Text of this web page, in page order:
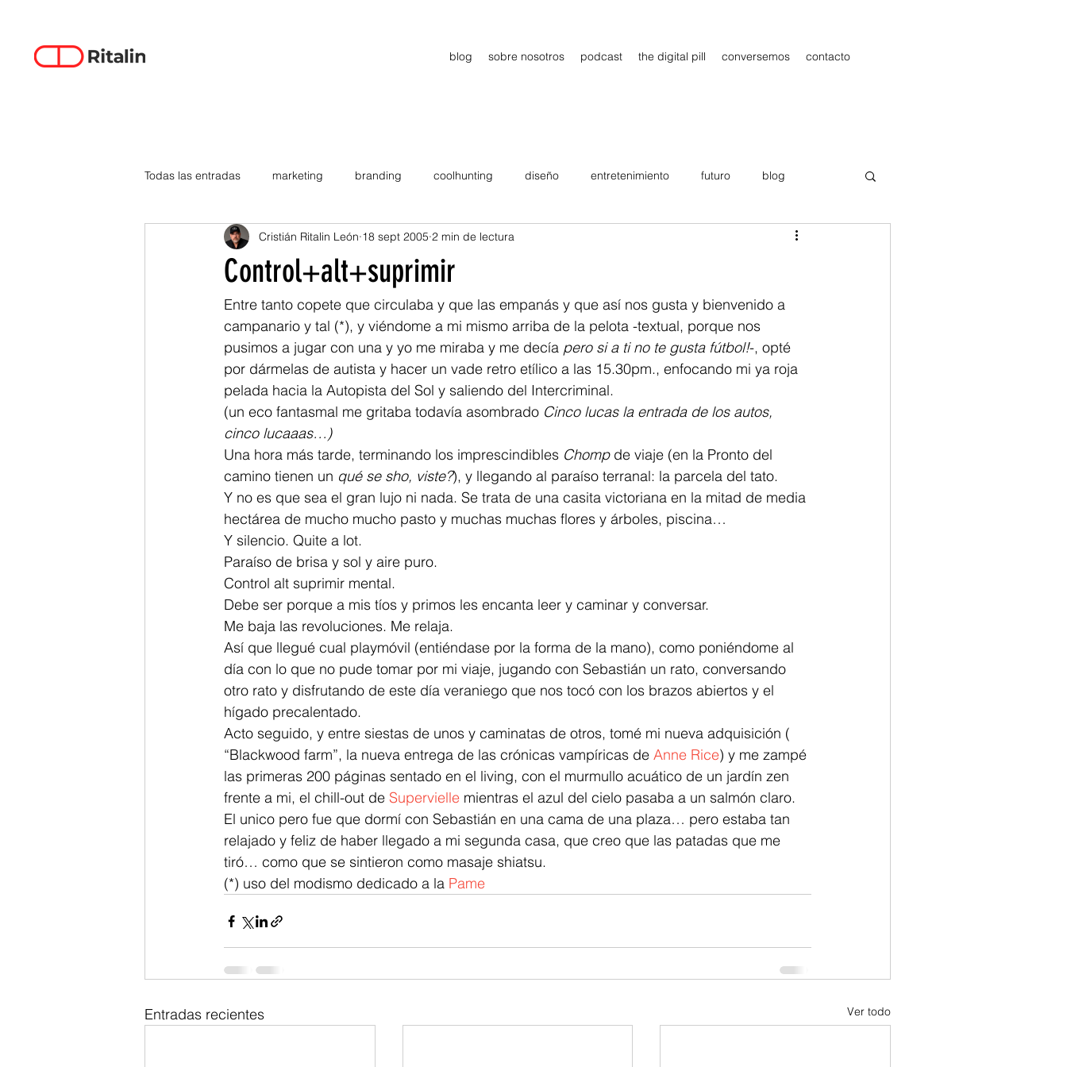
blog sobre nosotros podcast the digital pill conversemos contacto
Todas las entradas marketing branding coolhunting diseño entretenimiento futuro blog
data-driven creativity emprendimiento estrategia gadgets Publicidad
smartphones tecnología Viajes tendencias Wow B2B Showcase
Control+alt+suprimir
Cristián Ritalin León 18 sept 2005 2 min de lectura
Entre tanto copete que circulaba y que las empanás y que así nos gusta y bienvenido a
campanario y tal (*), y viéndome a mi mismo arriba de la pelota -textual, porque nos
pusimos a jugar con una y yo me miraba y me decía pero si a ti no te gusta fútbol!-, opté
por dármelas de autista y hacer un vade retro etílico a las 15.30pm., enfocando mi ya roja
pelada hacia la Autopista del Sol y saliendo del Intercriminal.
(un eco fantasmal me gritaba todavía asombrado Cinco lucas la entrada de los autos,
cinco lucaaas…)
Una hora más tarde, terminando los imprescindibles Chomp de viaje (en la Pronto del
camino tienen un qué se sho, viste?), y llegando al paraíso terranal: la parcela del tato.
Y no es que sea el gran lujo ni nada. Se trata de una casita victoriana en la mitad de media
hectárea de mucho mucho pasto y muchas muchas flores y árboles, piscina…
Y silencio. Quite a lot.
Paraíso de brisa y sol y aire puro.
Control alt suprimir mental.
Debe ser porque a mis tíos y primos les encanta leer y caminar y conversar.
Me baja las revoluciones. Me relaja.
Así que llegué cual playmóvil (entiéndase por la forma de la mano), como poniéndome al
día con lo que no pude tomar por mi viaje, jugando con Sebastián un rato, conversando
otro rato y disfrutando de este día veraniego que nos tocó con los brazos abiertos y el
hígado precalentado.
Acto seguido, y entre siestas de unos y caminatas de otros, tomé mi nueva adquisición (
“Blackwood farm”, la nueva entrega de las crónicas vampíricas de Anne Rice) y me zampé
las primeras 200 páginas sentado en el living, con el murmullo acuático de un jardín zen
frente a mi, el chill-out de Supervielle mientras el azul del cielo pasaba a un salmón claro.
El unico pero fue que dormí con Sebastián en una cama de una plaza… pero estaba tan
relajado y feliz de haber llegado a mi segunda casa, que creo que las patadas que me
tiró… como que se sintieron como masaje shiatsu.
(*) uso del modismo dedicado a la Pame
Entradas recientes Ver todo